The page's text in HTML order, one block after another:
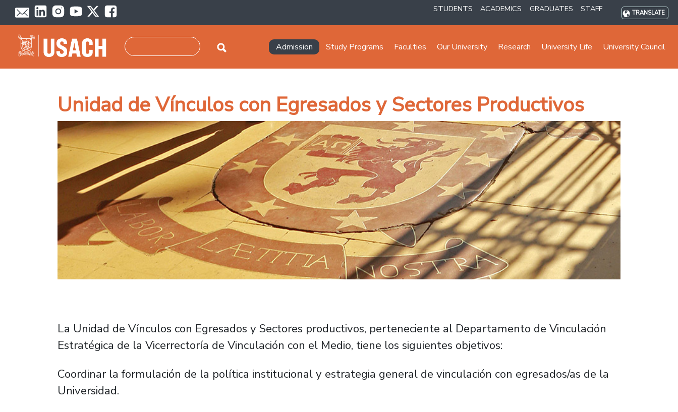
Skip to main content STUDENTS ACADEMICS GRADUATES STAFF TRANSLATE
Navegación principal
Admission Study Programs Faculties Our University Research University Life University Council
Unidad de Vínculos con Egresados y Sectores Productivos
La Unidad de Vínculos con Egresados y Sectores productivos, perteneciente al Departamento de Vinculación
Estratégica de la Vicerrectoría de Vinculación con el Medio, tiene los siguientes objetivos:
Coordinar la formulación de la política institucional y estrategia general de vinculación con egresados/as de la
Universidad.